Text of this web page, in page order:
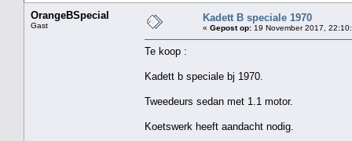
OrangeBSpecial
Gast
Kadett B speciale 1970
« Gepost op: 19 November 2017,
Te koop :
Kadett b speciale bj 1970.
Tweedeurs sedan met 1.1 motor.
Koetswerk heeft aandacht nodig.